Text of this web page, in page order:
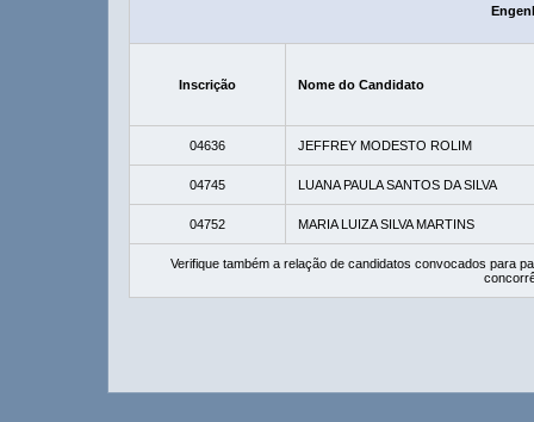
Inscrição Nome do Candidato
04636 JEFFREY MODESTO ROLIM
04745 LUANA PAULA SANTOS DA SILVA
04752 MARIA LUIZA SILVA MARTINS
Verifique também a relação de candidatos convocados para